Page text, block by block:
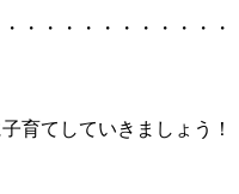
・・・・・・・・・・・
育てしていきましょう！